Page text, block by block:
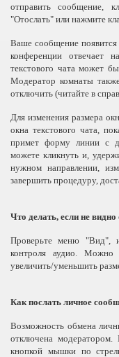
отправить сообщение,
"Отослать" или нажмите
Ваше сообщение появится
конференции отвечает
текстового чата может
Модератор комнаты
отключить (читайте в
Для изменения размера
окна текстового чата,
примет форму линии с
можете кликнуть и,
нужном направлении,
завершить процедуру,
Что делать, если не видно
Проверьте меню "Вид",
контроля аудио. Можно
увеличить/уменьшить
Как послать личное
Возможность обмена
отключена модератором.
кнопкой мышки по